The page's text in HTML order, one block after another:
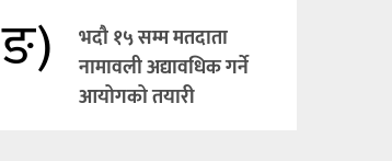
ङ)
भदौ १५ सम्म मतदाता
नामावली अद्यावधिक गर्ने
आयोगको तयारी